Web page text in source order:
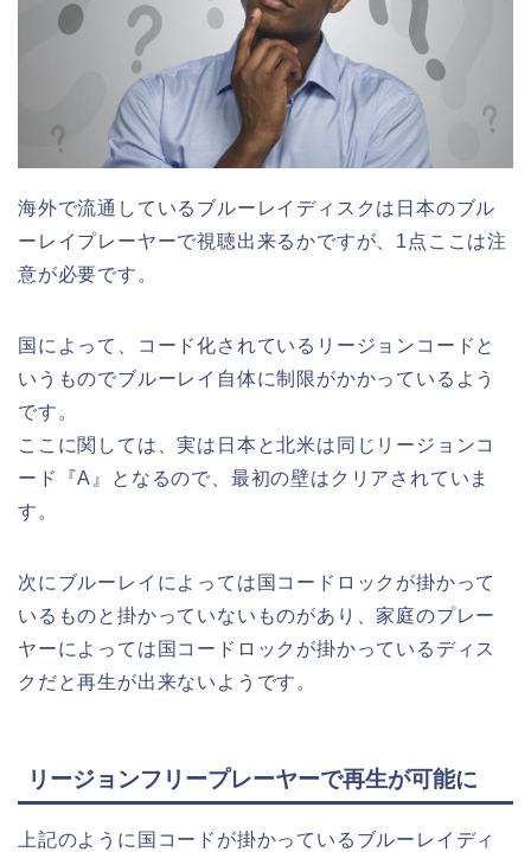
海外で流通しているブルーレイディスクは日本のブル
ーレイプレーヤーで視聴出来るかですが、1点ここは注
意が必要です。
国によって、コード化されているリージョンコードと
いうものでブルーレイ自体に制限がかかっているよう
です。
ここに関しては、実は日本と北米は同じリージョンコ
ード『A』となるので、最初の壁はクリアされていま
す。
次にブルーレイによっては国コードロックが掛かって
いるものと掛かっていないものがあり、家庭のプレー
ヤーによっては国コードロックが掛かっているディス
クだと再生が出来ないようです。
リージョンフリープレーヤーで再生が可能に
上記のように国コードが掛かっているブルーレイディ